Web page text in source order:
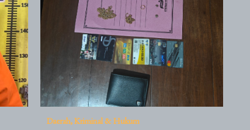
Daerah Kriminal & Hukum